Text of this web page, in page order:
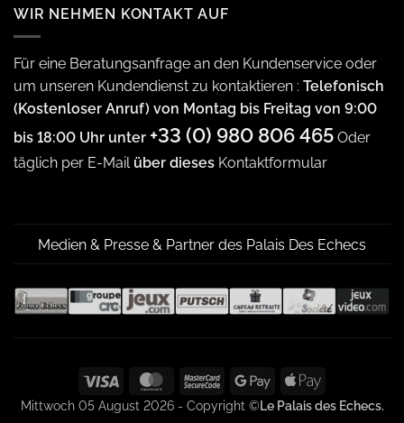
WIR NEHMEN KONTAKT AUF
Für eine Beratungsanfrage an den Kundenservice oder
um unseren Kundendienst zu kontaktieren : Telefonisch
(Kostenloser Anruf) von Montag bis Freitag von 9:00
bis 18:00 Uhr unter +33 (0) 980 806 465 Oder
täglich per E-Mail über dieses Kontaktformular
Medien & Presse & Partner des Palais Des Echecs
Visa MasterCardMasterCard
2
Google
Pay
Apple
Pay
Mittwoch 05 August 2026 - Copyright ©Le Palais des Echecs.